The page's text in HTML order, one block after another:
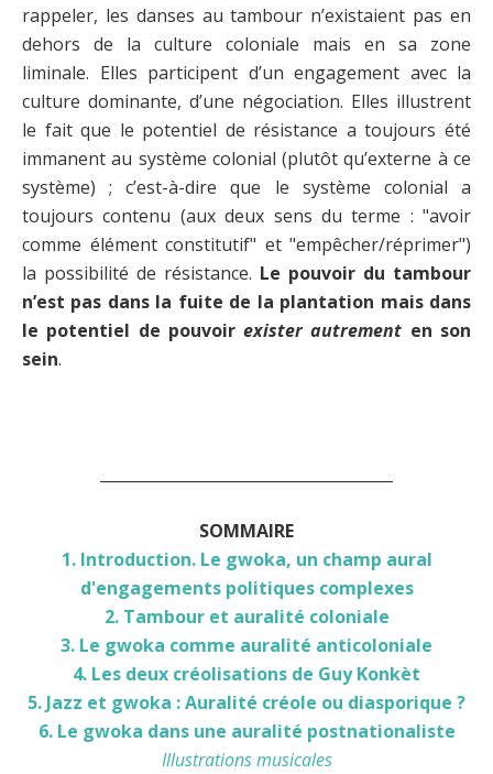
rappeler, les danses au tambour n’existaient pas en
dehors de la culture coloniale mais en sa zone
liminale. Elles participent d’un engagement avec la
culture dominante, d’une négociation. Elles illustrent
le fait que le potentiel de résistance a toujours été
immanent au système colonial (plutôt qu’externe à ce
système) ; c’est-à-dire que le système colonial a
toujours contenu (aux deux sens du terme : "avoir
comme élément constitutif" et "empêcher/réprimer")
la possibilité de résistance. Le pouvoir du tambour
n’est pas dans la fuite de la plantation mais dans
le potentiel de pouvoirexister autrement en son
sein.
SOMMAIRE
1. Introduction. Le gwoka, un champ aural
d'engagements politiques complexes
2. Tambour et auralité coloniale
3. Le gwoka comme auralité anticoloniale
4. Les deux créolisations de Guy Konkèt
5. Jazz et gwoka : Auralité créole ou diasporique ?
6. Le gwoka dans une auralité postnationaliste
Illustrations musicales